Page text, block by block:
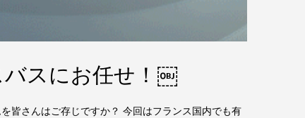
バスにお任せ！￼
皆さんはご存じですか？ 今回はフランス国内でも有